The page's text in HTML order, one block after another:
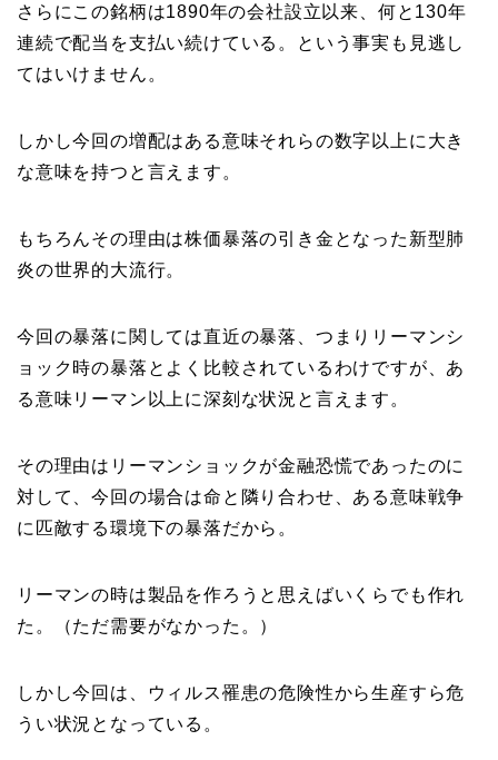
さらにこの銘柄は1890年の会社設立以来、何と130年
連続で配当を支払い続けている。という事実も見逃し
てはいけません。
しかし今回の増配はある意味それらの数字以上に大き
な意味を持つと言えます。
もちろんその理由は株価暴落の引き金となった新型肺
炎の世界的大流行。
今回の暴落に関しては直近の暴落、つまりリーマンシ
ョック時の暴落とよく比較されているわけですが、あ
る意味リーマン以上に深刻な状況と言えます。
その理由はリーマンショックが金融恐慌であったのに
対して、今回の場合は命と隣り合わせ、ある意味戦争
に匹敵する環境下の暴落だから。
リーマンの時は製品を作ろうと思えばいくらでも作れ
た。（ただ需要がなかった。）
しかし今回は、ウィルス罹患の危険性から生産すら危
うい状況となっている。